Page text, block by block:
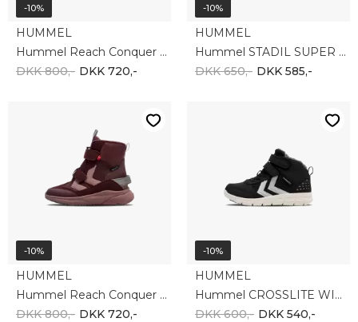
-10%
HUMMEL
Hummel Reach Conquer Super High TexJR 220950-2448
DKK 800,- DKK 720,-
-10%
HUMMEL
Hummel STADIL SUPER POLY BOOT TEX JR 215389-2448
DKK 650,- DKK 585,-
-10%
HUMMEL
Hummel Reach Conquer Super High TexJR 220950-8016
DKK 800,- DKK 720,-
-10%
HUMMEL
Hummel CROSSLITE WINTER MID TEX JR 215429-2352
DKK 600,- DKK 540,-